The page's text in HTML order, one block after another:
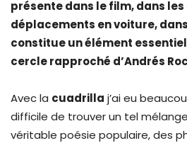
présente dans le film, dans
déplacements en voiture,
constitue un élément
cercle rapproché d’Andrés
Avec la cuadrilla j’ai eu
difficile de trouver un tel
véritable poésie populaire, des